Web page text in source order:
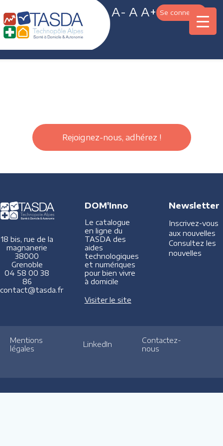
A- A A+ Se connecter
Rejoignez-nous, adhérez !
18 bis, rue de la
magnanerie
38000
Grenoble
04 58 00 38
86
contact@tasda.fr
DOM'Inno
Le catalogue
en ligne du
TASDA des
aides
technologiques
et numériques
pour bien vivre
à domicile
Visiter le site
Newsletter
Inscrivez-vous
aux nouvelles
Consultez les
nouvelles
Mentions
légales
LinkedIn
Contactez-
nous